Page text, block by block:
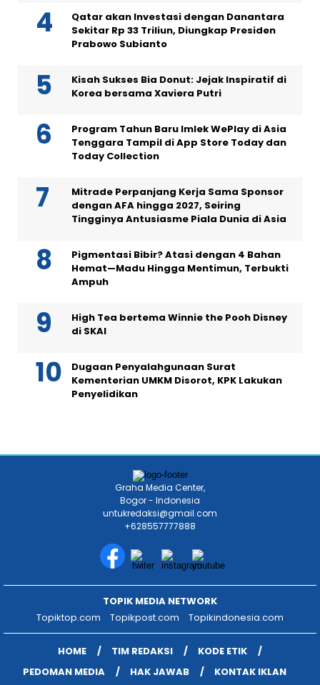
Qatar akan Investasi dengan Danantara
Sekitar Rp 33 Triliun, Diungkap Presiden
Prabowo Subianto
Kisah Sukses Bia Donut: Jejak Inspiratif di
Korea bersama Xaviera Putri
Program Tahun Baru Imlek WePlay di Asia
Tenggara Tampil di App Store Today dan
Today Collection
Mitrade Perpanjang Kerja Sama Sponsor
dengan AFA hingga 2027, Seiring
Tingginya Antusiasme Piala Dunia di Asia
Pigmentasi Bibir? Atasi dengan 4 Bahan
Hemat—Madu Hingga Mentimun, Terbukti
Ampuh
High Tea bertema Winnie the Pooh Disney
di SKAI
Dugaan Penyalahgunaan Surat
Kementerian UMKM Disorot, KPK Lakukan
Penyelidikan
Graha Media Center,
Bogor - Indonesia
untukredaksi@gmail.com
+628557777888
TOPIK MEDIA NETWORK
Topiktop.com
Topikpost.com Topikindonesia.com
HOME TIM REDAKSI
KODE ETIK
PEDOMAN MEDIA
HAK JAWAB KONTAK IKLAN